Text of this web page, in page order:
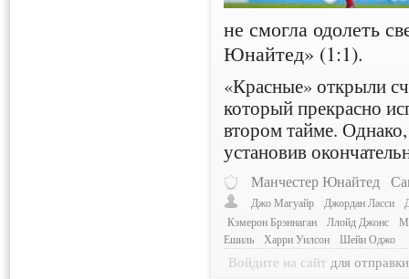
не смогла одолеть
Юнайтед» (1:1).
«Красные» открыли
который прекрасно
втором тайме.
установив
Манчестер Юнайтед
Джо Магуайр Джордан Ласси
Кэмерон Брэннаган
Ллойд Джонс
Ешиль
Харри Уилсон Шейи Оджо
Войдите на сайт для